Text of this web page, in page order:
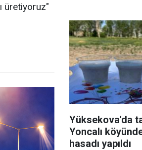
üretiyoruz"
Yüksekova'da
Yoncalı
hasadı yapıldı